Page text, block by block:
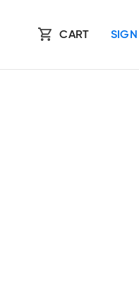
CART SIGN